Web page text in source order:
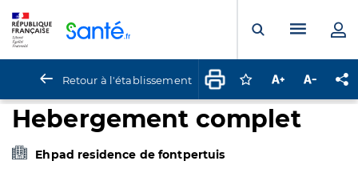
Ouvrir laMenu
Retour à l'établissement Connectez-vous
Augmenter la
Hebergement complet
Ehpad residence de fontpertuis